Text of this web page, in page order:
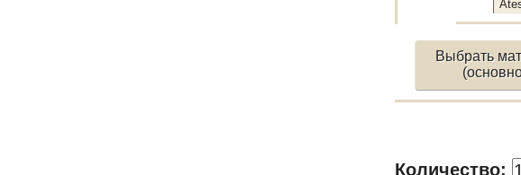
Выбрать
Количество: